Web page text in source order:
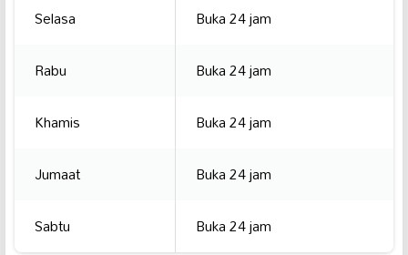
Selasa
Buka 24 jam
Rabu
Buka 24 jam
Khamis
Buka 24 jam
Jumaat
Buka 24 jam
Sabtu
Buka 24 jam